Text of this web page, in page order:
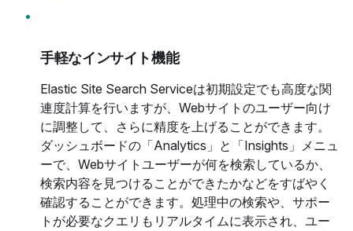
手軽なインサイト機能
Elastic Site Search Serviceは初期設定でも高度な関
連度計算を行いますが、Webサイトのユーザー向け
に調整して、さらに精度を上げることができます。
ダッシュボードの「Analytics」と「Insights」メニュ
ーで、Webサイトユーザーが何を検索しているか、
検索内容を見つけることができたかなどをすばやく
確認することができます。処理中の検索や、サポー
トが必要なクエリもリアルタイムに表示され、ユー